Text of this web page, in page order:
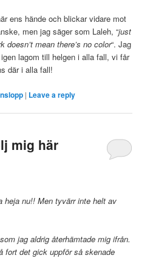
ens hände och blickar vidare mot
men jag säger som Laleh, “just
doesn’t mean there’s no color“. Jag
lagom till helgen i alla fall, vi får
där i alla fall!
| Leave a reply
mig här
heja nu!! Men tyvärr inte helt av
jag aldrig återhämtade mig ifrån.
fort det gick uppför så skenade